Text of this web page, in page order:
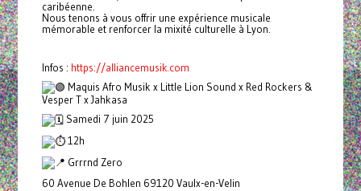
caribéenne.
Nous tenons à vous offrir une expérience musicale
mémorable et renforcer la mixité culturelle à Lyon.
Infos : https://alliancemusik.com
Maquis Afro Musik x Little Lion Sound x Red Rockers &
Vesper T x Jahkasa
Samedi 7 juin 2025
12h
Grrrnd Zero
60 Avenue De Bohlen 69120 Vaulx-en-Velin